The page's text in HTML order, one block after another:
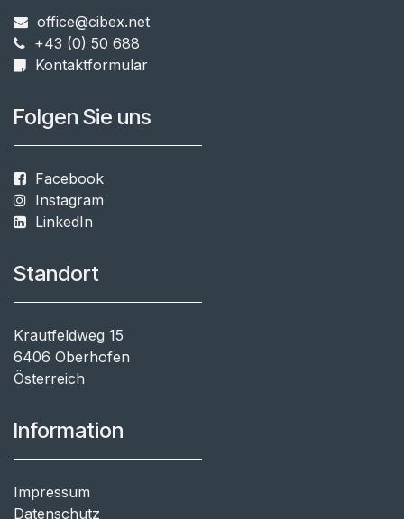
office@cibex.net
+43 (0) 50 688
Kontaktformular
Folgen Sie uns
Facebook
Instagram
LinkedIn
Standort
Krautfeldweg 15
6406 Oberhofen
Österreich
Information
Impressum
Datenschutz